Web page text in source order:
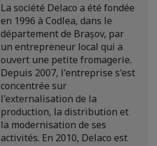
La société Delaco a été fondée
en 1996 à Codlea, dans le
département de Brașov, par
un entrepreneur local qui a
ouvert une petite fromagerie.
Depuis 2007, l'entreprise s'est
concentrée sur
l'externalisation de la
production, la distribution et
la modernisation de ses
activités. En 2010, Delaco est